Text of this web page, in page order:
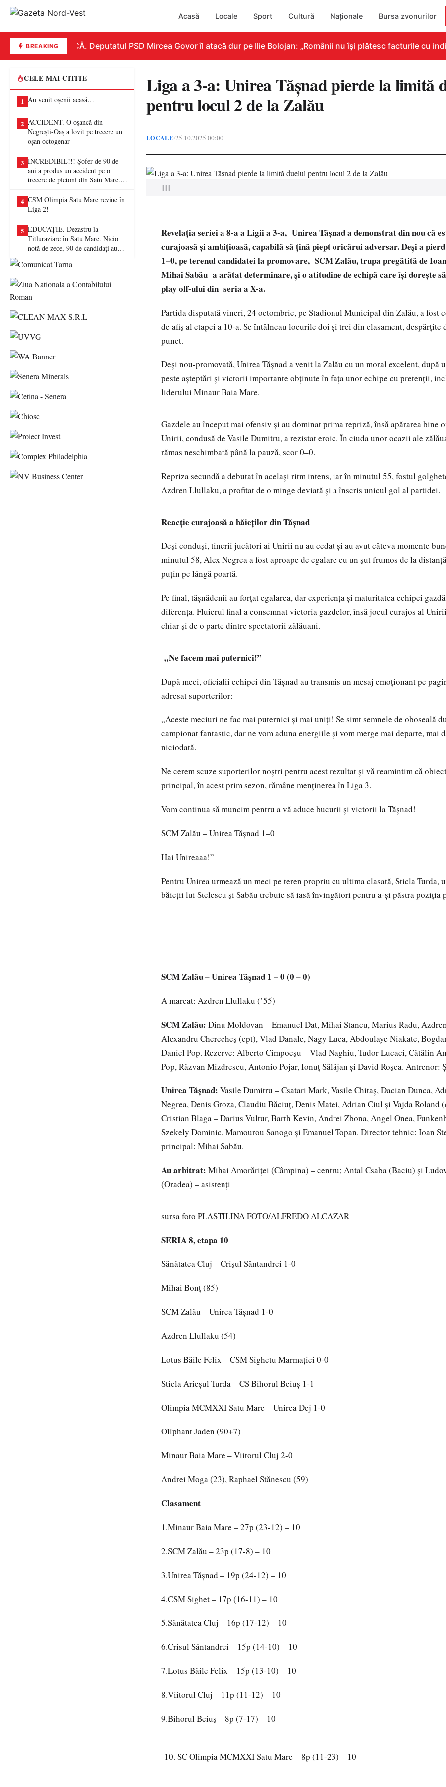
Acasă Locale Sport Cultură Naționale Bursa zvonurilor
BREAKINGREPLICĂ. Deputatul PSD Mircea Govor îl atacă dur pe Ilie Bolojan: „Românii nu își plătesc facturile cu
CELE MAI CITITE
1 Au venit oșenii acasă…
2 ACCIDENT. O oșancă din
Negrești-Oaș a lovit pe trecere un
oșan octogenar
3 INCREDIBIL!!! Șofer de 90 de
ani a produs un accident pe o
trecere de pietoni din Satu Mare. O
4 CSM Olimpia Satu Mare revine în
Liga 2!
5 EDUCAȚIE. Dezastru la
Titluraziare în Satu Mare. Nicio
notă de zece, 90 de candidați au
Liga a 3-a: Unirea Tășnad pierde la limită
pentru locul 2 de la Zalău
LOCALE•25.10.2025 00:00
||||||
Revelația seriei a 8-a a Ligii a 3-a, Unirea Tășnad a demonstrat din nou că
curajoasă și ambițioasă, capabilă să țină piept oricărui adversar. Deși a
1–0, pe terenul candidatei la promovare, SCM Zalău, trupa pregătită de
Mihai Sabău a arătat determinare, și o atitudine de echipă care își dorește
play off-ului din seria a X-a.
Partida disputată vineri, 24 octombrie, pe Stadionul Municipal din Zalău, a fost
de afiș al etapei a 10-a. Se întâlneau locurile doi și trei din clasament, despărțite
punct.
Deși nou-promovată, Unirea Tășnad a venit la Zalău cu un moral excelent, după
peste așteptări și victorii importante obținute în fața unor echipe cu pretenții,
liderului Minaur Baia Mare.
Gazdele au început mai ofensiv și au dominat prima repriză, însă apărarea bine
Unirii, condusă de Vasile Dumitru, a rezistat eroic. În ciuda unor ocazii ale
rămas neschimbată până la pauză, scor 0–0.
Repriza secundă a debutat în același ritm intens, iar în minutul 55, fostul
Azdren Llullaku, a profitat de o minge deviată și a înscris unicul gol al partidei.
Reacție curajoasă a băieților din Tășnad
Deși conduși, tinerii jucători ai Unirii nu au cedat și au avut câteva momente
minutul 58, Alex Negrea a fost aproape de egalare cu un șut frumos de la
puțin pe lângă poartă.
Pe final, tășnădenii au forțat egalarea, dar experiența și maturitatea echipei
diferența. Fluierul final a consemnat victoria gazdelor, însă jocul curajos al
chiar și de o parte dintre spectatorii zălăuani.
„Ne facem mai puternici!”
După meci, oficialii echipei din Tășnad au transmis un mesaj emoționant pe
adresat suporterilor:
„Aceste meciuri ne fac mai puternici și mai uniți! Se simt semnele de oboseală
campionat fantastic, dar ne vom aduna energiile și vom merge mai departe, mai
niciodată.
Ne cerem scuze suporterilor noștri pentru acest rezultat și vă reamintim că
principal, în acest prim sezon, rămâne menținerea în Liga 3.
Vom continua să muncim pentru a vă aduce bucurii și victorii la Tășnad!
SCM Zalău – Unirea Tășnad 1–0
Hai Unireaaa!”
Pentru Unirea urmează un meci pe teren propriu cu ultima clasată, Sticla Turda,
băieții lui Stelescu și Sabău trebuie să iasă învingători pentru a-și păstra poziția
SCM Zalău – Unirea Tășnad 1 – 0 (0 – 0)
A marcat: Azdren Llullaku (’55)
SCM Zalău: Dinu Moldovan – Emanuel Dat, Mihai Stancu, Marius Radu,
Alexandru Cherecheș (cpt), Vlad Danale, Nagy Luca, Abdoulaye Niakate,
Daniel Pop. Rezerve: Alberto Cimpoeșu – Vlad Naghiu, Tudor Lucaci, Cătălin
Pop, Răzvan Mizdrescu, Antonio Pojar, Ionuț Sălăjan și David Roșca. Antrenor:
Unirea Tășnad: Vasile Dumitru – Csatari Mark, Vasile Chitaș, Dacian Dunca,
Negrea, Denis Groza, Claudiu Băciuț, Denis Matei, Adrian Ciul și Vajda Roland
Cristian Blaga – Darius Vultur, Barth Kevin, Andrei Zbona, Angel Onea,
Szekely Dominic, Mamourou Sanogo și Emanuel Topan. Director tehnic: Ioan
principal: Mihai Sabău.
Au arbitrat: Mihai Amorăriței (Câmpina) – centru; Antal Csaba (Baciu) și
(Oradea) – asistenți
sursa foto PLASTILINA FOTO/ALFREDO ALCAZAR
SERIA 8, etapa 10
Sănătatea Cluj – Crişul Sântandrei 1-0
Mihai Bonţ (85)
SCM Zalău – Unirea Tăşnad 1-0
Azdren Llullaku (54)
Lotus Băile Felix – CSM Sighetu Marmaţiei 0-0
Sticla Arieşul Turda – CS Bihorul Beiuş 1-1
Olimpia MCMXXI Satu Mare – Unirea Dej 1-0
Oliphant Jaden (90+7)
Minaur Baia Mare – Viitorul Cluj 2-0
Andrei Moga (23), Raphael Stănescu (59)
Clasament
1.Minaur Baia Mare – 27p (23-12) – 10
2.SCM Zalău – 23p (17-8) – 10
3.Unirea Tășnad – 19p (24-12) – 10
4.CSM Sighet – 17p (16-11) – 10
5.Sănătatea Cluj – 16p (17-12) – 10
6.Crisul Sântandrei – 15p (14-10) – 10
7.Lotus Băile Felix – 15p (13-10) – 10
8.Viitorul Cluj – 11p (11-12) – 10
9.Bihorul Beiuș – 8p (7-17) – 10
SC Olimpia MCMXXI Satu Mare – 8p (11-23) – 10